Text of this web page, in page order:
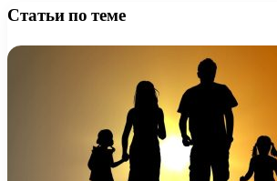
Статьи по теме